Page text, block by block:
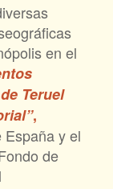
en el
Teruel
,
y el
de